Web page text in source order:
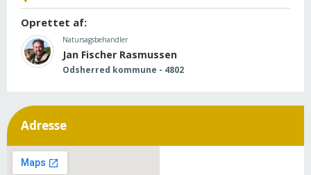
Oprettet af:
Natursagsbehandler
Jan Fischer Rasmussen
Odsherred kommune - 4802
Adresse